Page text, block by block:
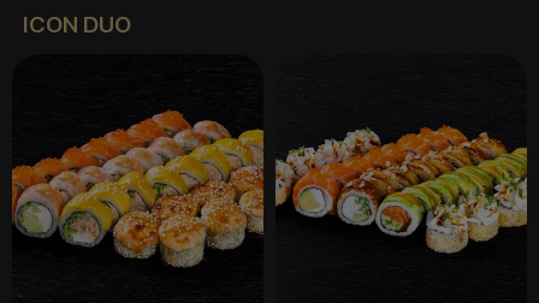
ICON DUO